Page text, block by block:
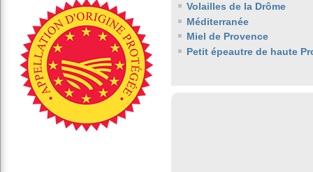
Volailles de la Drôme
Méditerranée
Miel de Provence
Petit épeautre de haute